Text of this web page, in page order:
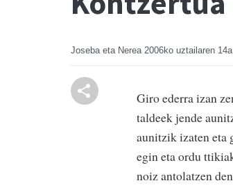
Joseba eta Nerea 2006ko uztailaren 14a
Giro ederra izan
taldeek jende
aunitzik izaten eta
egin eta ordu
noiz antolatzen